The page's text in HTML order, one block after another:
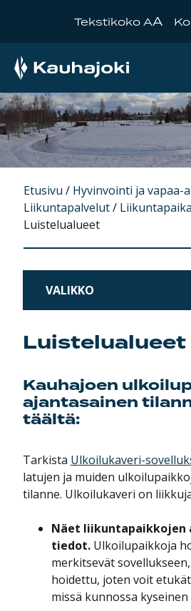
Tekstikoko AA
Päävalikko
Etusivu / Hyvinvointi ja vapaa-
Liikuntapalvelut/
Luistelualueet
VALIKKO
Luistelualueet
Kauhajoen
ajantasainen
täältä:
Tarkista Ulkoilukaveri-
latujen ja muiden
tilanne. Ulkoilukaveri on
Näet liikuntapaikkojen
tiedot.Ulkoilupaikkoja
merkitsevät
hoidettu, joten voit
missä kunnossa